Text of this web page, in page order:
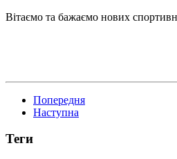
Вітаємо та бажаємо нових
Попередня
Наступна
Теги